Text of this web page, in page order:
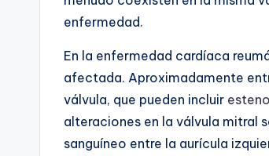
enfermedad.
En la enfermedad cardíaca
afectada. Aproximadamente
válvula, que pueden incluir
alteraciones en la válvula mitral
sanguíneo entre la aurícula